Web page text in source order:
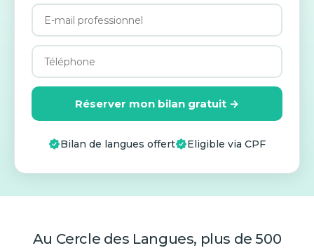
Réserver mon bilan gratuit →
Bilan de langues offert Eligible via CPF
Au Cercle des Langues, plus de 500